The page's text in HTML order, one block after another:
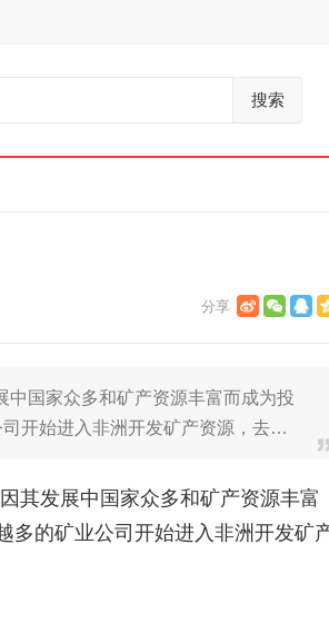
搜索
国家众多和矿产资源丰富而成为投
司开始进入非洲开发矿产资源，去…
其发展中国家众多和矿产资源丰富
多的矿业公司开始进入非洲开发矿